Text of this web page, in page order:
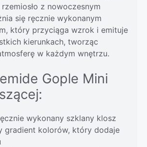
z nowoczesnym
się ręcznie wykonanym
który przyciąga wzrok i emituje
kierunkach, tworząc
w każdym wnętrzu.
Gople Mini
wykonany szklany klosz
gradient kolorów, który dodaje